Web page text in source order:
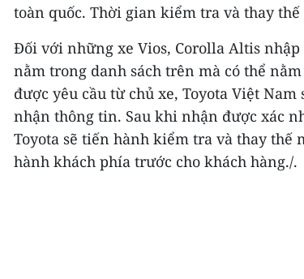
toàn quốc. Thời gian kiểm tra và thay
Đối với những xe Vios, Corolla Altis
nằm trong danh sách trên mà có thể
được yêu cầu từ chủ xe, Toyota Việt
nhận thông tin. Sau khi nhận được xác
Toyota sẽ tiến hành kiểm tra và thay
hành khách phía trước cho khách hàng./.